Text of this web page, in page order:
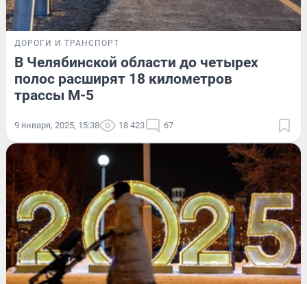
ДОРОГИ И ТРАНСПОРТ
В Челябинской области до четырех
полос расширят 18 километров
трассы М-5
9 января, 2025, 15:38 18 423 67